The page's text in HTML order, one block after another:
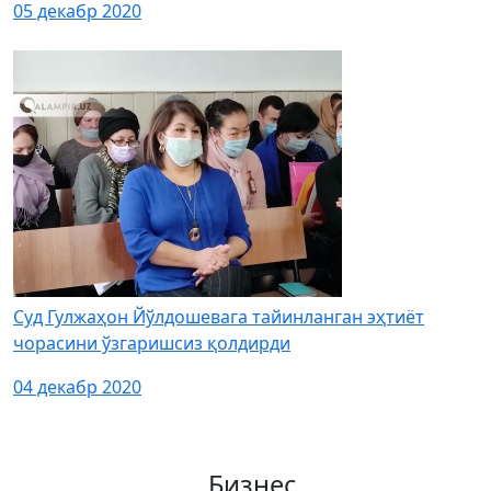
05 декабр 2020
Суд Гулжаҳон Йўлдошевага тайинланган эҳтиёт
чорасини ўзгаришсиз қолдирди
04 декабр 2020